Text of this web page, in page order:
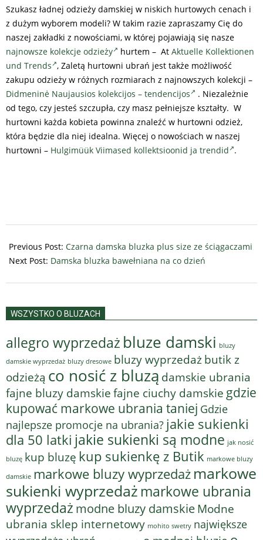
Szukasz ładnej odzieży damskiej w niskich hurtowych cenach i
z dużym wyborem modeli? W takim razie zapraszamy Cię do
naszej zakładki z nowościami, w której pojawiają się nasze
najnowsze kolekcje odzieży
hurtem – At Aktuelle Kollektionen
und Trends , Zaletą hurtowni ubrań jest także możliwość
zakupu odzieży w różnych rozmiarach z najnowszych kolekcji –
Didmeninė Naujausios kolekcijos – tendencijos
. Niezależnie
od tego, czy jesteś szczupła, czy masz pełniejsze kształty. W
hurtowni każda kobieta powinna znaleźć w hurtowni odzież,
która będzie dla niej idealna. Więcej o nowościach w naszej
hurtowni – Hulgimüük Viimased kollektsioonid ja trendid .
06-
14
Previous Post: Czarna damska bluzka plus size ze ściągaczami
Next Post: Damska bluzka bawełniana na co dzień
WSZYSTKO O BLUZACH
allegro wyprzedaż bluze damski bluzy
damskie wyprzedaż bluzy dresowe bluzy wyprzedaż butik z
odzieżą co nosić z bluzą damskie ubrania
fajne bluzy damskiefajne ciuchy damskie gdzie
kupować markowe ubrania taniej Gdzie
najlepsze promocje na ubrania? jakie sukienki
dla 50 latki jakie sukienki są modne jak nosić
bluzę kup bluzę kup sukienkę z Butik markowe bluzy
damskie markowe bluzy wyprzedaż markowe
sukienki wyprzedaż markowe ubrania
wyprzedaż modne bluzy damskie Modne
ubrania sklep internetowy mohito swetry największe